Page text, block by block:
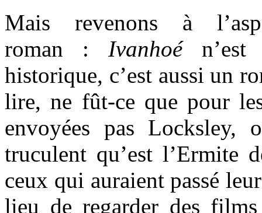
Mais revenons à
roman : Ivanhoén’est
historique, c’est aussi un
lire, ne fût-ce que pour
envoyées pas Locksley,
truculent qu’est l’Ermite
ceux qui auraient passé
lieu de regarder des